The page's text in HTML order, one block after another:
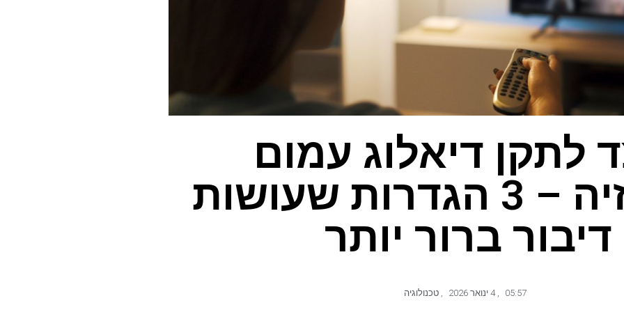
לתקן דיאלוג עמום
בטלוויזיה – 3 הגדרות שעושות
דיבור ברור יותר
05:57
, 4 ינואר 2026 , טכנולוגיה